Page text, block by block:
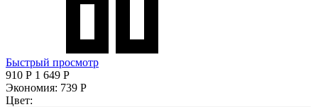
Быстрый просмотр
910 Р 1 649 Р
Экономия: 739 Р
Цвет: